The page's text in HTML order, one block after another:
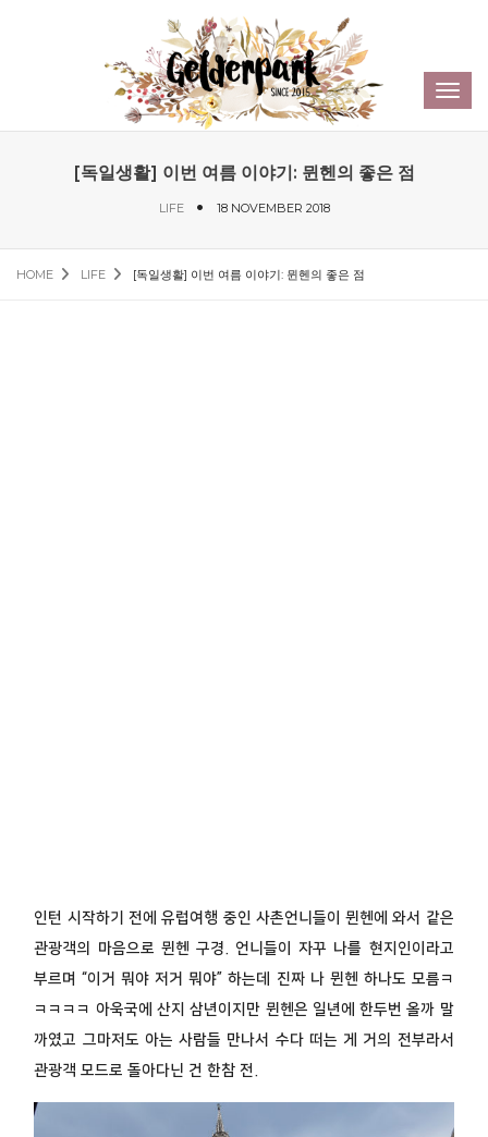
[독일생활] 이번 여름 이야기: 뮌헨의 좋은 점
LIFE 18 NOVEMBER 2018
HOME LIFE [독일생활] 이번 여름 이야기: 뮌헨의 좋은 점
인턴 시작하기 전에 유럽여행 중인 사촌언니들이 뮌헨에 와서 같은
관광객의 마음으로 뮌헨 구경. 언니들이 자꾸 나를 현지인이라고
부르며 “이거 뭐야 저거 뭐야” 하는데 진짜 나 뮌헨 하나도 모름ㅋ
ㅋㅋㅋㅋ 아욱국에 산지 삼년이지만 뮌헨은 일년에 한두번 올까 말
까였고 그마저도 아는 사람들 만나서 수다 떠는 게 거의 전부라서
관광객 모드로 돌아다닌 건 한참 전.